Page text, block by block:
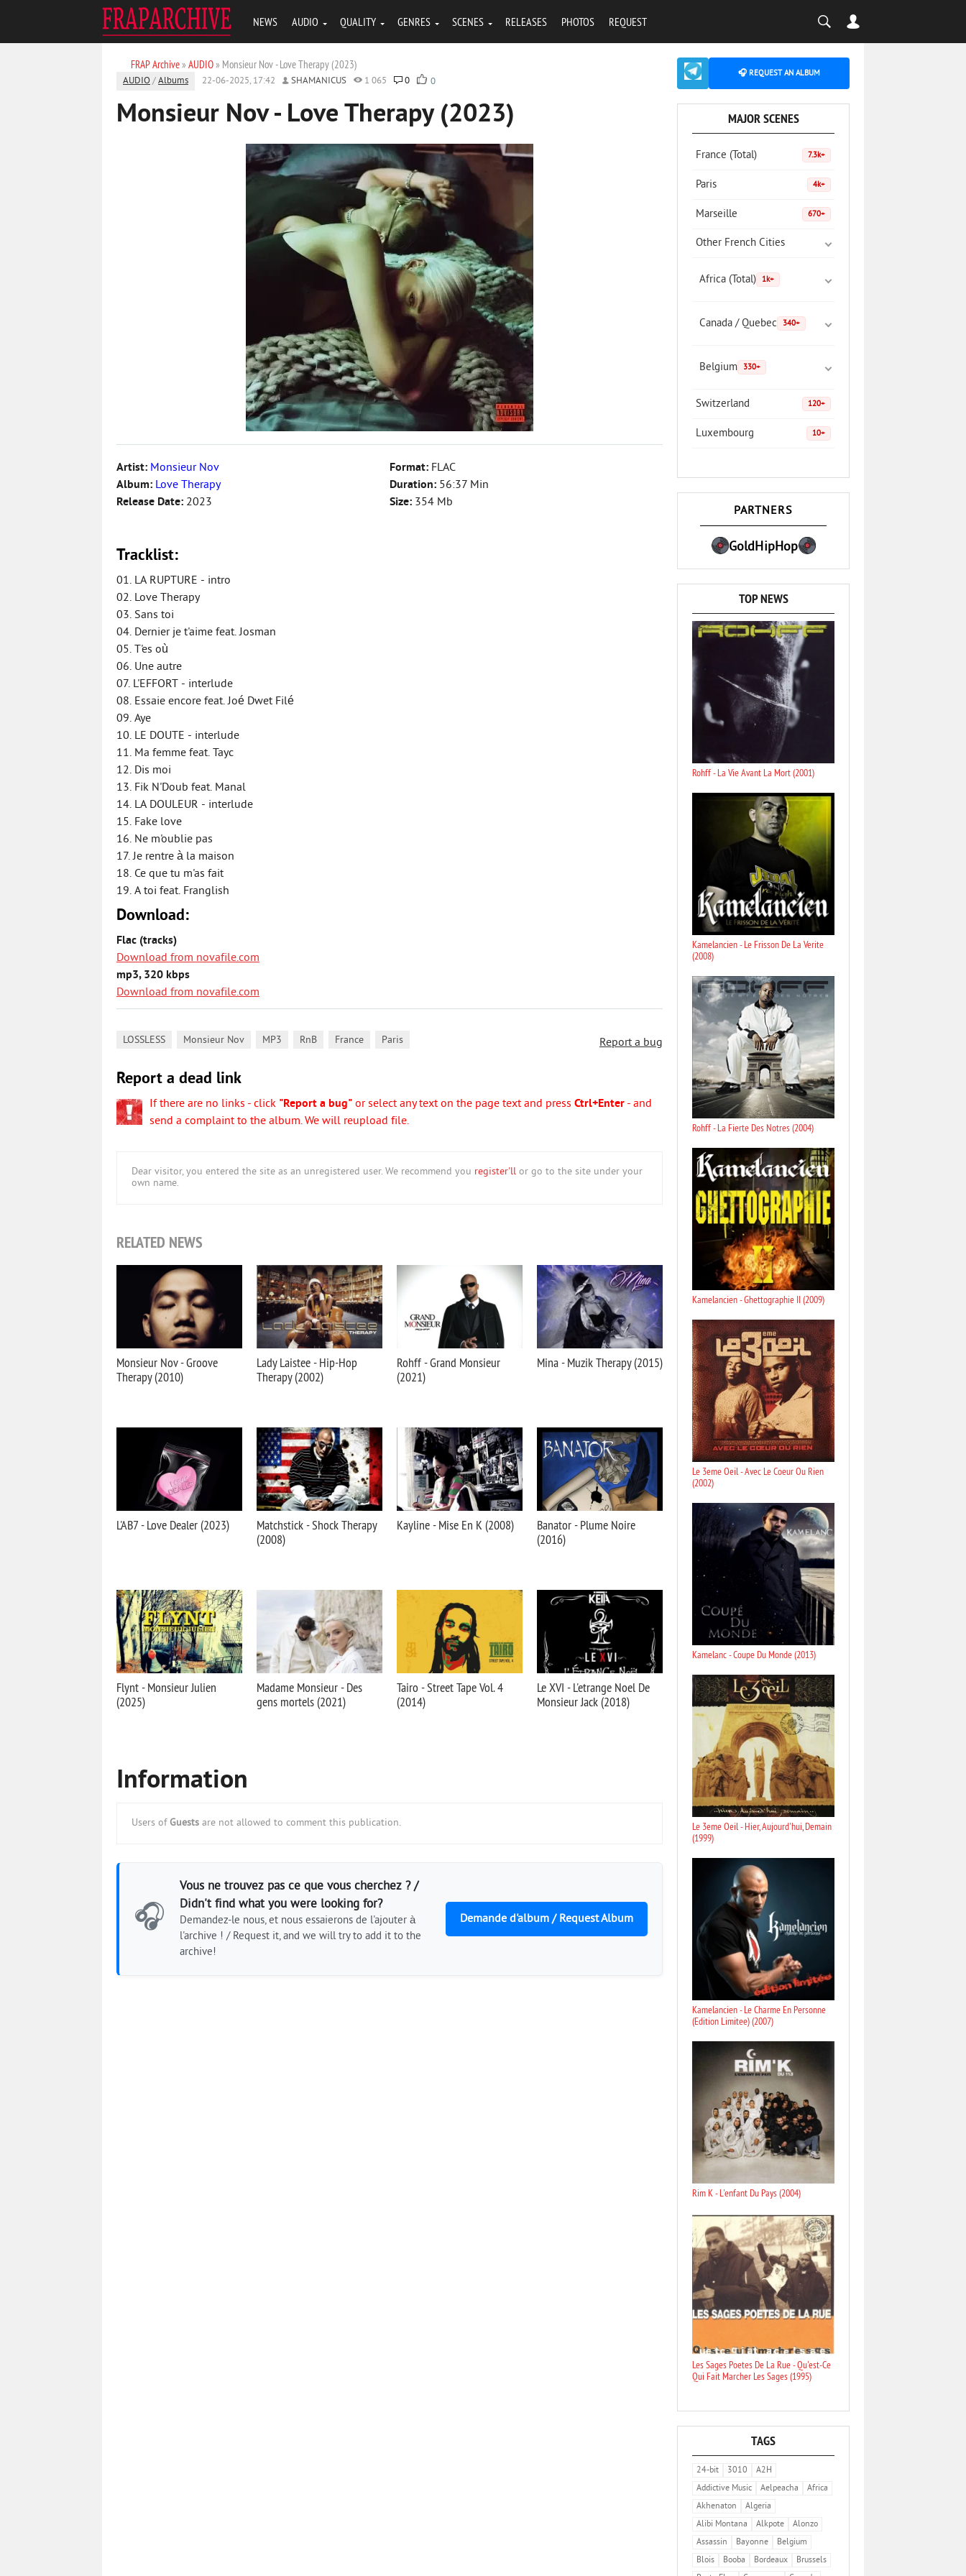
NEWS AUDIO QUALITY GENRES SCENES RELEASES PHOTOS REQUEST
FRAP Archive» AUDIO» Monsieur Nov - Love Therapy (2023)
AUDIO /Albums 22-06-2025, 17:42 SHAMANICUS 1 065 0 0
Monsieur Nov - Love Therapy (2023)
Artist: Monsieur Nov
Album: Love Therapy
Release Date: 2023
Format: FLAC
Duration: 56:37 Min
Size: 354 Mb
Tracklist:
01. LA RUPTURE - intro
02. Love Therapy
03. Sans toi
04. Dernier je t'aime feat. Josman
05. T'es où
06. Une autre
07. L'EFFORT - interlude
08. Essaie encore feat. Joé Dwet Filé
09. Aye
10. LE DOUTE - interlude
11. Ma femme feat. Tayc
12. Dis moi
13. Fik N'Doub feat. Manal
14. LA DOULEUR - interlude
15. Fake love
16. Ne m'oublie pas
17. Je rentre à la maison
18. Ce que tu m'as fait
19. A toi feat. Franglish
Download:
Flac (tracks)
Download from novafile.com
mp3, 320 kbps
Download from novafile.com
Report a bug
LOSSLESS Monsieur Nov MP3 RnB France Paris
Report a dead link
If there are no links - click "Report a bug" or select any text on the page text and press Ctrl+Enter - and
send a complaint to the album. We will reupload file.
Dear visitor, you entered the site as an unregistered user. We recommend you register'll or go to the site under your
own name.
RELATED NEWS
Monsieur Nov - Groove
Therapy (2010)
Lady Laistee - Hip-Hop
Therapy (2002)
Rohff - Grand Monsieur
(2021)
Mina - Muzik Therapy (2015)
L'AB7 - Love Dealer (2023)
Matchstick - Shock Therapy
(2008)
Kayline - Mise En K (2008)
Banator - Plume Noire
(2016)
Flynt - Monsieur Julien
(2025)
Madame Monsieur - Des
gens mortels (2021)
Tairo - Street Tape Vol. 4
(2014)
Le XVI - L'etrange Noel De
Monsieur Jack (2018)
Information
Users of Guests are not allowed to comment this publication.
🎧
Vous ne trouvez pas ce que vous cherchez ? /
Didn't find what you were looking for?
Demandez-le nous, et nous essaierons de l'ajouter à
l'archive ! / Request it, and we will try to add it to the
archive!
Demande d'album / Request Album
🎧 REQUEST AN ALBUM
MAJOR SCENES
France (Total) 7.3k+
Paris 4k+
Marseille 670+
Other French Cities
Africa (Total) 1k+
Canada / Quebec 340+
Belgium 330+
Switzerland 120+
Luxembourg 10+
PARTNERS
GoldHipHop
TOP NEWS
Rohff - La Vie Avant La Mort (2001)
Kamelancien - Le Frisson De La Verite
(2008)
Rohff - La Fierte Des Notres (2004)
Kamelancien - Ghettographie II (2009)
Le 3eme Oeil - Avec Le Coeur Ou Rien
(2002)
Kamelanc - Coupe Du Monde (2013)
Le 3eme Oeil - Hier, Aujourd'hui, Demain
(1999)
Kamelancien - Le Charme En Personne
(Edition Limitee) (2007)
Rim K - L'enfant Du Pays (2004)
Les Sages Poetes De La Rue - Qu'est-Ce
Qui Fait Marcher Les Sages (1995)
TAGS
24-bit 3010
A2H
Addictive Music
Aelpeacha
Africa
Akhenaton
Algeria
Alibi Montana
Alkpote
Alonzo
Assassin
Bayonne
Belgium
Blois
Booba Bordeaux
Brussels